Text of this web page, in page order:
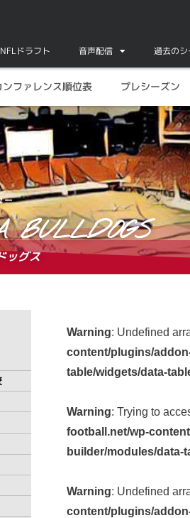
NFLドラフト 音声配信 過去のシ
ンファレンス順位表 プレシーズン
ー
BULLDOGS
ッグス
Warning: Undefined
content/plugins/
table/widgets/data-
Warning: Trying to
football.net/wp-
builder/modules/data-
Warning: Undefined
content/plugins/